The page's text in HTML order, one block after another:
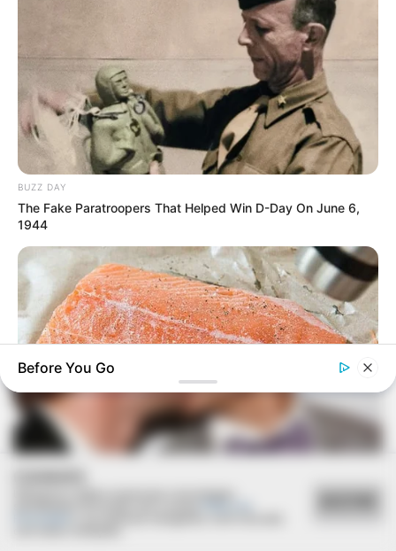
BUZZ DAY
The Fake Paratroopers That Helped Win D-Day On June 6,
1944
GOOD TO KNOW THIS
9 Foods That Secretly Increase Your Cancer Risk – Number 4
Before You Go